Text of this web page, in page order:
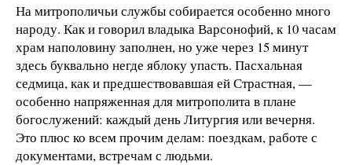
На митрополичьи службы собирается особенно много
народу. Как и говорил владыка Варсонофий, к 10 часам
храм наполовину заполнен, но уже через 15 минут
здесь буквально негде яблоку упасть. Пасхальная
седмица, как и предшествовавшая ей Страстная, —
особенно напряженная для митрополита в плане
богослужений: каждый день Литургия или вечерня.
Это плюс ко всем прочим делам: поездкам, работе с
документами, встречам с людьми.